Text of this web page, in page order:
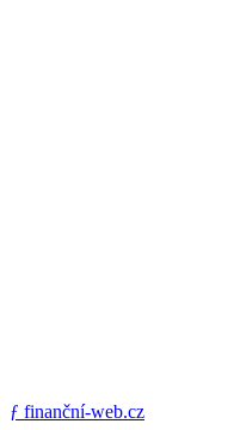
ƒ finanční-web.cz